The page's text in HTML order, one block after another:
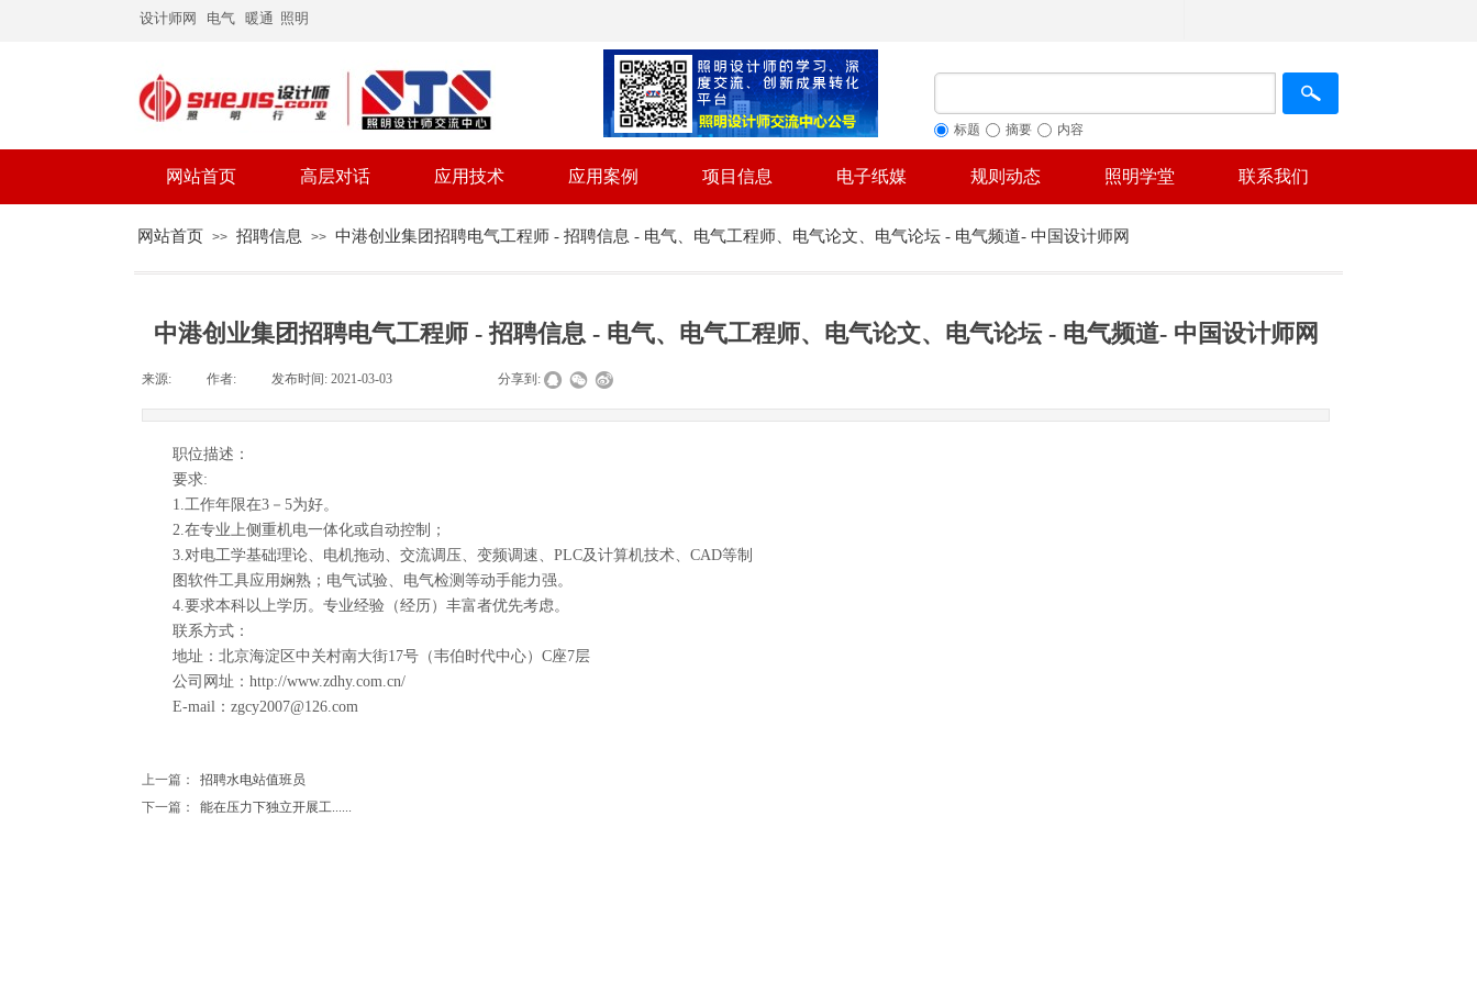
设计师网 电气 暖通 照明
标题 摘要 内容
网站首页 高层对话 应用技术 应用案例 项目信息 电子纸媒 规则动态 照明学堂 联系我们
网站首页 >> 招聘信息 >> 中港创业集团招聘电气工程师 - 招聘信息 - 电气、电气工程师、电气论文、电气论坛 - 电气频道- 中国设计师网
中港创业集团招聘电气工程师 - 招聘信息 - 电气、电气工程师、电气论文、电气论坛 - 电气频道- 中国设计师网
来源: 作者: 发布时间: 2021-03-03 分享到:
职位描述：
要求:
1.工作年限在3－5为好。
2.在专业上侧重机电一体化或自动控制；
3.对电工学基础理论、电机拖动、交流调压、变频调速、PLC及计算机技术、CAD等制
图软件工具应用娴熟；电气试验、电气检测等动手能力强。
4.要求本科以上学历。专业经验（经历）丰富者优先考虑。
联系方式：
地址：北京海淀区中关村南大街17号（韦伯时代中心）C座7层
公司网址：http://www.zdhy.com.cn/
E-mail：zgcy2007@126.com
上一篇：
招聘水电站值班员
下一篇：
能在压力下独立开展工......